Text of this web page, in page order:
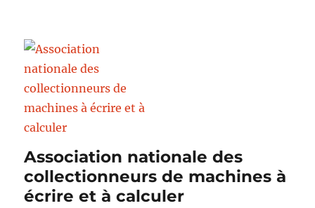
Association nationale des
collectionneurs de machines à
écrire et à calculer